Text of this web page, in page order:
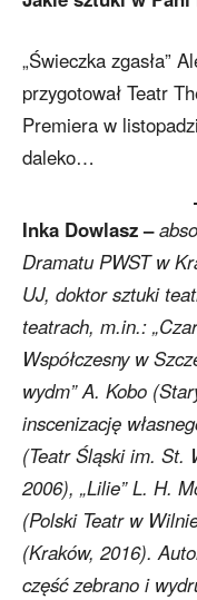
„Świeczka zgasła”
przygotował Teatr
Premiera w
daleko…
Inka Dowlasz –
Dramatu PWST w
UJ, doktor sztuki
teatrach, m.in.:
Współczesny w
wydm” A. Kobo
inscenizację
(Teatr Śląski im. St.
2006), „Lilie” L. H.
(Polski Teatr w
(Kraków, 2016).
część zebrano i